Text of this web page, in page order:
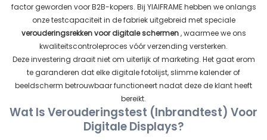
factor geworden voor B2B-kopers. Bij YIAIFRAME hebben we onlangs
onze testcapaciteit in de fabriek uitgebreid met speciale
verouderingsrekken voor digitale schermen, waarmee we ons
kwaliteitscontroleproces vóór verzending versterken.
Deze investering draait niet om uiterlijk of marketing. Het gaat erom
te garanderen dat elke digitale fotolijst, slimme kalender of
beeldscherm betrouwbaar functioneert nadat deze de klant heeft
bereikt.
Wat Is Verouderingstest (inbrandtest) Voor
Digitale Displays?